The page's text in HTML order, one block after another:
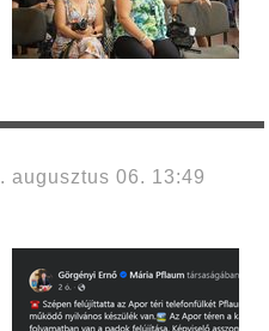
augusztus 06. 13:49